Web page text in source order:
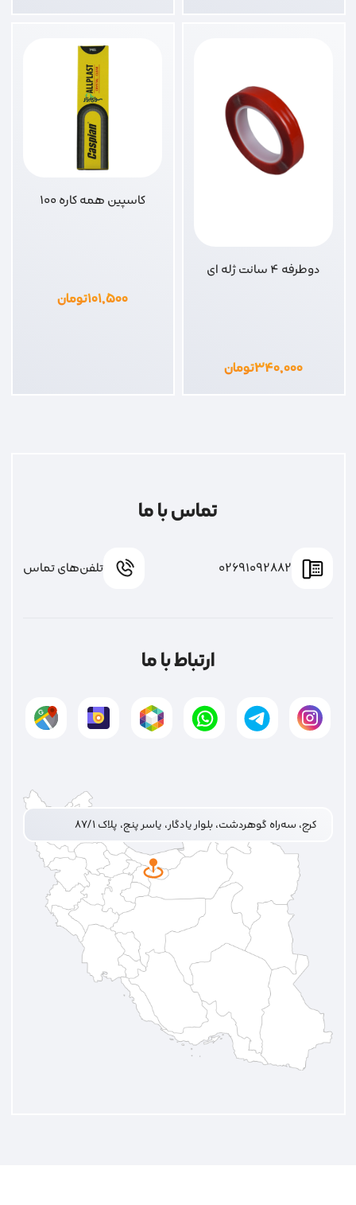
دوطرفه 4 سانت ژله ای
۳۴۰,۰۰۰تومان
کاسپین همه کاره 100
۱۰۱,۵۰۰تومان
تماس با ما
02691092882 تلفن‌های تماس
ارتباط با ما
کرج، سه‌راه گوهردشت، بلوار یادگار، یاسر پنج، پلاک ۸۷/۱